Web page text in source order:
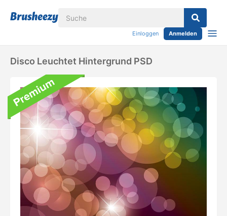
Einloggen Anmelden
Disco Leuchtet Hintergrund PSD